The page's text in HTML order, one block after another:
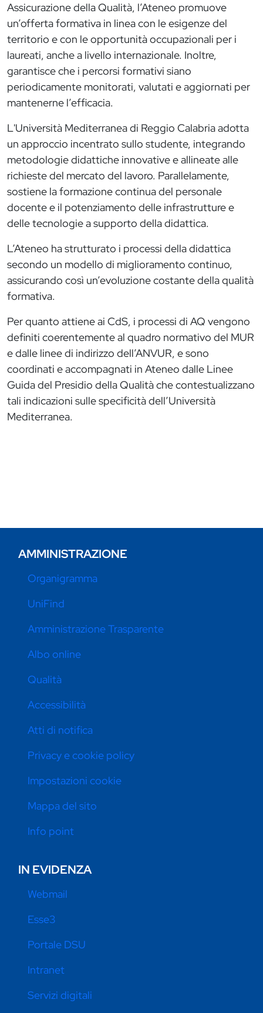
Assicurazione della Qualità, l’Ateneo promuove
un’offerta formativa in linea con le esigenze del
territorio e con le opportunità occupazionali per i
laureati, anche a livello internazionale. Inoltre,
garantisce che i percorsi formativi siano
periodicamente monitorati, valutati e aggiornati per
mantenerne l’efficacia.
L'Università Mediterranea di Reggio Calabria adotta
un approccio incentrato sullo studente, integrando
metodologie didattiche innovative e allineate alle
richieste del mercato del lavoro. Parallelamente,
sostiene la formazione continua del personale
docente e il potenziamento delle infrastrutture e
delle tecnologie a supporto della didattica.
L’Ateneo ha strutturato i processi della didattica
secondo un modello di miglioramento continuo,
assicurando così un’evoluzione costante della qualità
formativa.
Per quanto attiene ai CdS, i processi di AQ vengono
definiti coerentemente al quadro normativo del MUR
e dalle linee di indirizzo dell’ANVUR, e sono
coordinati e accompagnati in Ateneo dalle Linee
Guida del Presidio della Qualità che contestualizzano
tali indicazioni sulle specificità dell’Università
Mediterranea.
AMMINISTRAZIONE
Organigramma
UniFind
Amministrazione Trasparente
Albo online
Qualità
Accessibilità
Atti di notifica
Privacy e cookie policy
Impostazioni cookie
Mappa del sito
Info point
IN EVIDENZA
Webmail
Esse3
Portale DSU
Intranet
Servizi digitali